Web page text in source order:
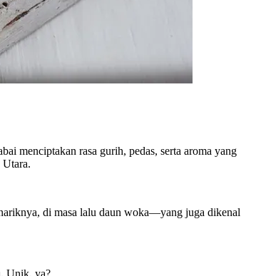
menciptakan rasa gurih, pedas, serta aroma yang
di masa lalu daun woka—yang juga dikenal
Unik, ya?